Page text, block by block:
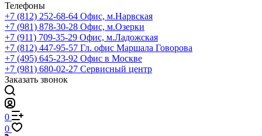
Телефоны
+7 (812) 252-68-64 Офис, м.Нарвская
+7 (981) 878-30-28 Офис, м.Озерки
+7 (911) 709-35-29 Офис, м.Ладожская
+7 (812) 447-95-57 Гл. офис Маршала Говорова
+7 (495) 645-23-92 Офис в Москве
+7 (981) 680-02-27 Сервисный центр
Заказать звонок
0
0